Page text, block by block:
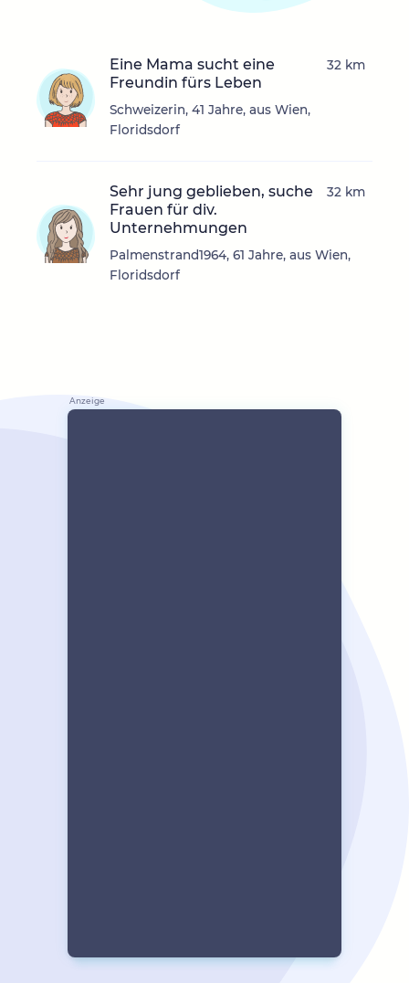
Eine Mama sucht eine
Freundin fürs Leben
Schweizerin, 41 Jahre, aus Wien,
Floridsdorf
32 km
Sehr jung geblieben, suche
Frauen für div.
Unternehmungen
Palmenstrand1964, 61 Jahre, aus Wien,
Floridsdorf
32 km